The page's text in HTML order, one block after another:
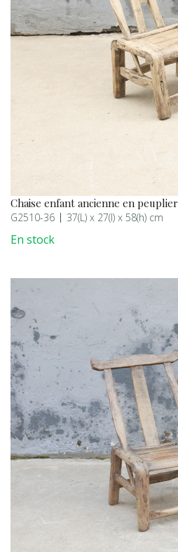
Chaise enfant ancienne en peuplier
G2510-36 37(L) x 27(l) x 58(h) cm
En stock